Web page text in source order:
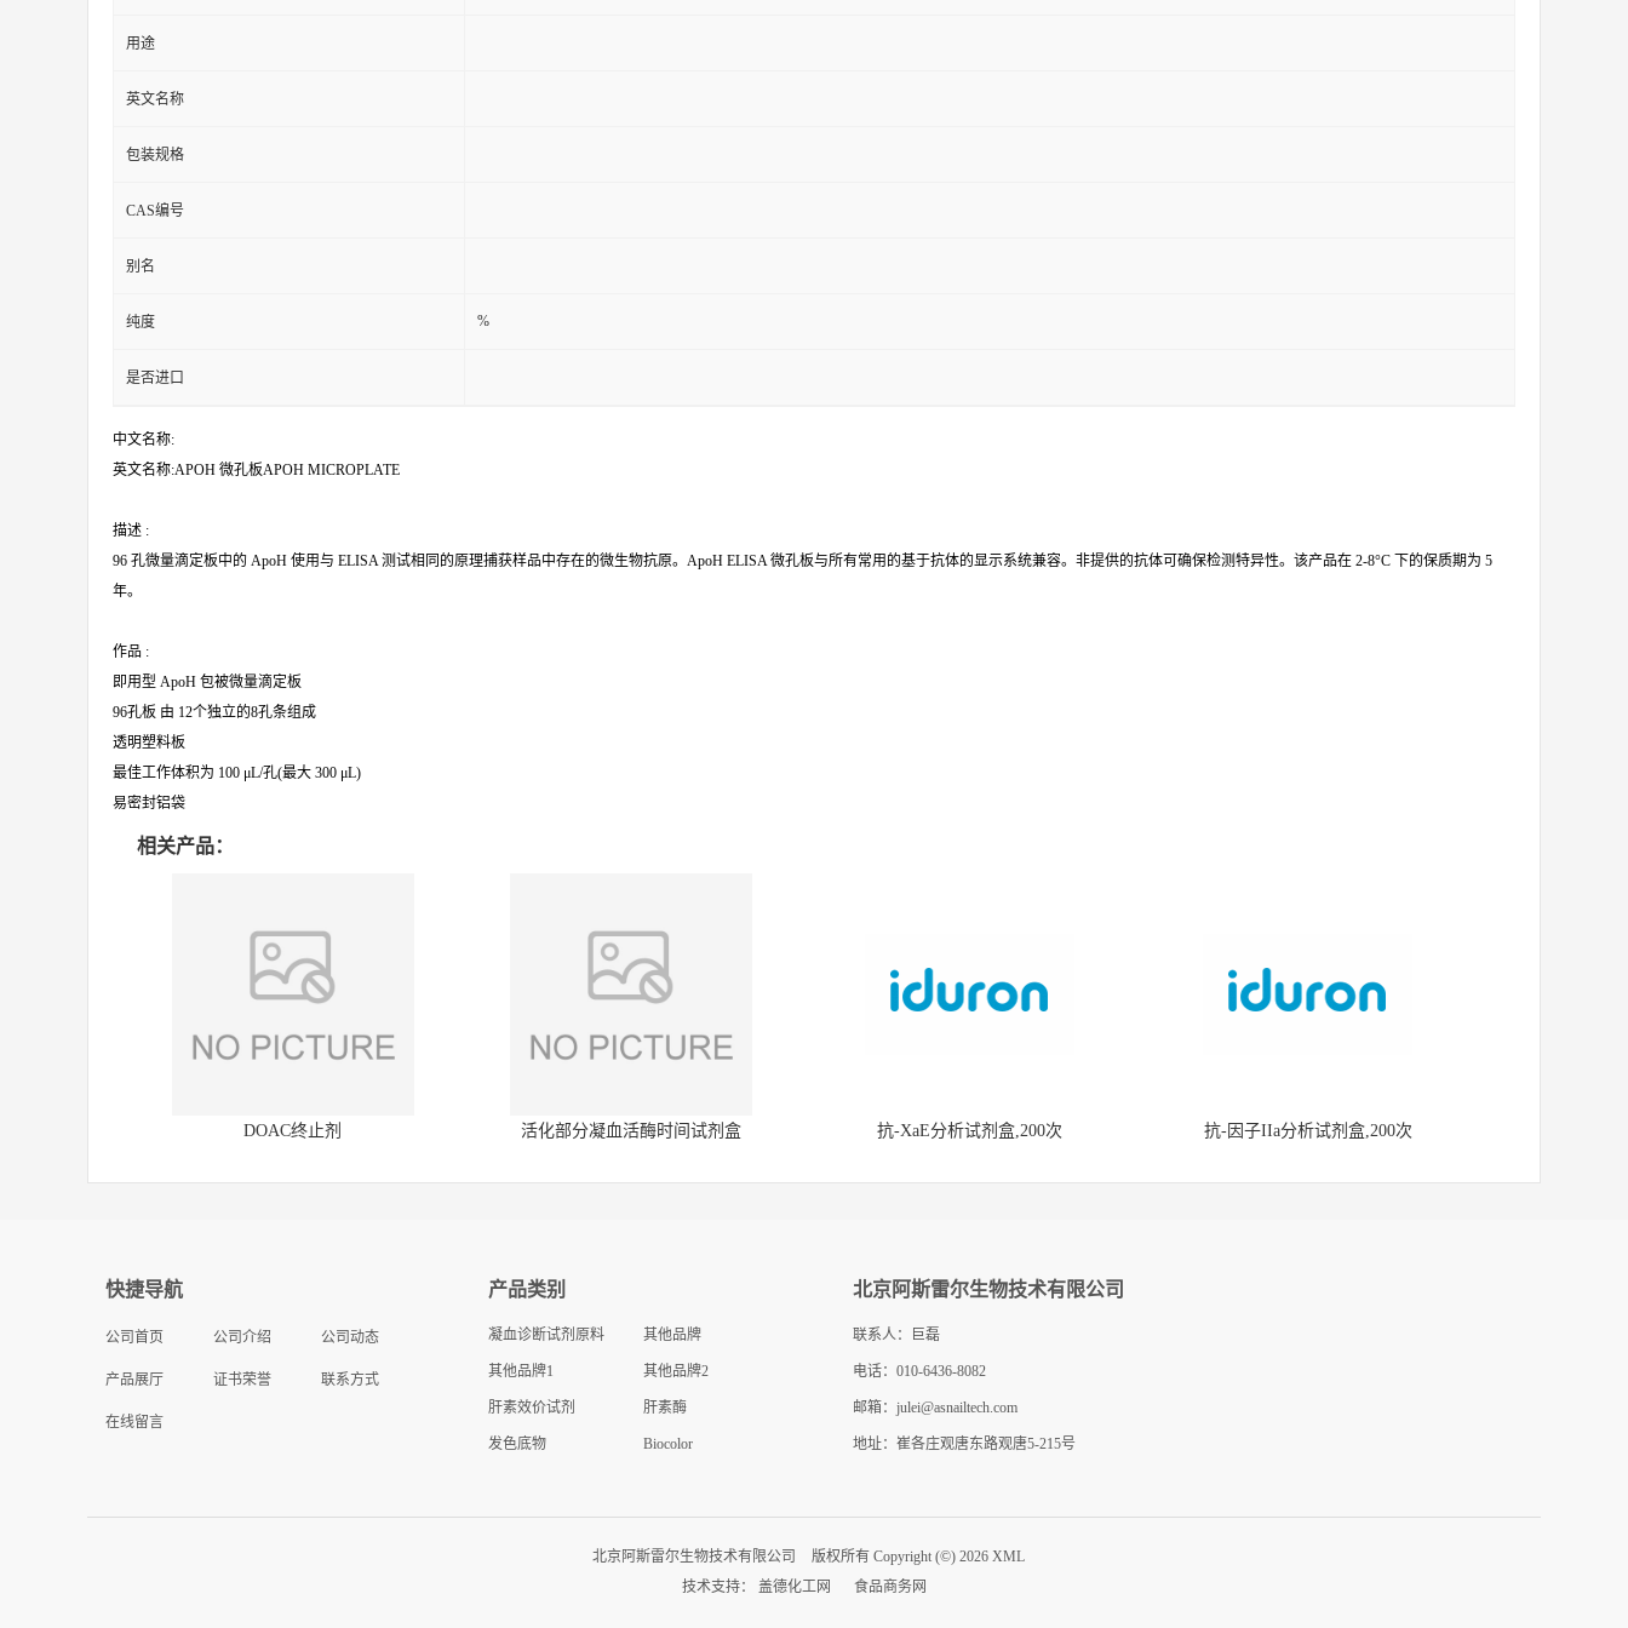
用途
英文名称
包装规格
CAS编号
别名
纯度 %
是否进口
中文名称:
英文名称:APOH 微孔板APOH MICROPLATE
描述 :
96 孔微量滴定板中的 ApoH 使用与 ELISA 测试相同的原理捕获样品中存在的微生物抗原。ApoH ELISA 微孔板与所有常用的基于抗体的显示系统兼容。非提供的抗体可确保检测特异性。该产品在 2-8°C 下的保质期为 5
年。
作品 :
即用型 ApoH 包被微量滴定板
96孔板 由 12个独立的8孔条组成
透明塑料板
最佳工作体积为 100 μL/孔(最大 300 μL)
易密封铝袋
相关产品：
DOAC终止剂 活化部分凝血活酶时间试剂盒 抗-XaE分析试剂盒,200次 抗-因子IIa分析试剂盒,200次
快捷导航
公司首页 公司介绍 公司动态
产品展厅 证书荣誉 联系方式
在线留言
产品类别
凝血诊断试剂原料 其他品牌
其他品牌1 其他品牌2
肝素效价试剂 肝素酶
发色底物 Biocolor
北京阿斯雷尔生物技术有限公司
联系人：巨磊
电话：010-6436-8082
邮箱： julei@asnailtech.com
地址：崔各庄观唐东路观唐5-215号
北京阿斯雷尔生物技术有限公司 版权所有 Copyright (©) 2026 XML
技术支持： 盖德化工网 食品商务网